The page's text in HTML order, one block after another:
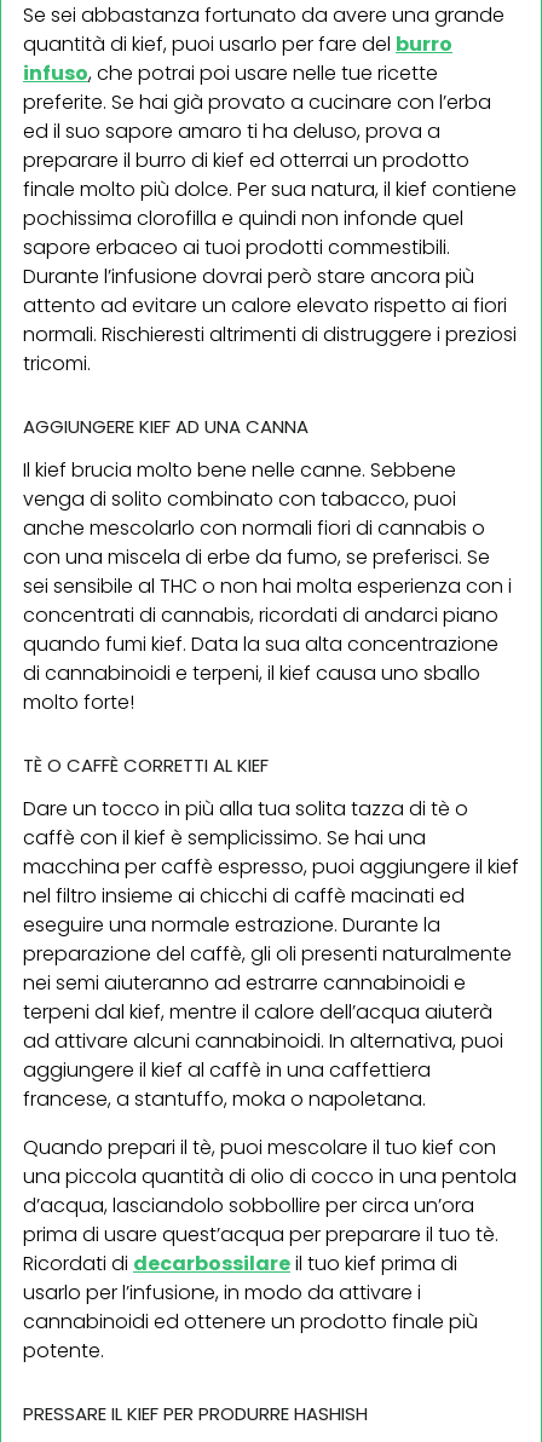
Se sei abbastanza fortunato da avere una grande
quantità di kief, puoi usarlo per fare del burro
infuso, che potrai poi usare nelle tue ricette
preferite. Se hai già provato a cucinare con l’erba
ed il suo sapore amaro ti ha deluso, prova a
preparare il burro di kief ed otterrai un prodotto
finale molto più dolce. Per sua natura, il kief contiene
pochissima clorofilla e quindi non infonde quel
sapore erbaceo ai tuoi prodotti commestibili.
Durante l’infusione dovrai però stare ancora più
attento ad evitare un calore elevato rispetto ai fiori
normali. Rischieresti altrimenti di distruggere i preziosi
tricomi.
AGGIUNGERE KIEF AD UNA CANNA
Il kief brucia molto bene nelle canne. Sebbene
venga di solito combinato con tabacco, puoi
anche mescolarlo con normali fiori di cannabis o
con una miscela di erbe da fumo, se preferisci. Se
sei sensibile al THC o non hai molta esperienza con i
concentrati di cannabis, ricordati di andarci piano
quando fumi kief. Data la sua alta concentrazione
di cannabinoidi e terpeni, il kief causa uno sballo
molto forte!
TÈ O CAFFÈ CORRETTI AL KIEF
Dare un tocco in più alla tua solita tazza di tè o
caffè con il kief è semplicissimo. Se hai una
macchina per caffè espresso, puoi aggiungere il kief
nel filtro insieme ai chicchi di caffè macinati ed
eseguire una normale estrazione. Durante la
preparazione del caffè, gli oli presenti naturalmente
nei semi aiuteranno ad estrarre cannabinoidi e
terpeni dal kief, mentre il calore dell’acqua aiuterà
ad attivare alcuni cannabinoidi. In alternativa, puoi
aggiungere il kief al caffè in una caffettiera
francese, a stantuffo, moka o napoletana.
Quando prepari il tè, puoi mescolare il tuo kief con
una piccola quantità di olio di cocco in una pentola
d’acqua, lasciandolo sobbollire per circa un’ora
prima di usare quest’acqua per preparare il tuo tè.
Ricordati di decarbossilareil tuo kief prima di
usarlo per l’infusione, in modo da attivare i
cannabinoidi ed ottenere un prodotto finale più
potente.
PRESSARE IL KIEF PER PRODURRE HASHISH